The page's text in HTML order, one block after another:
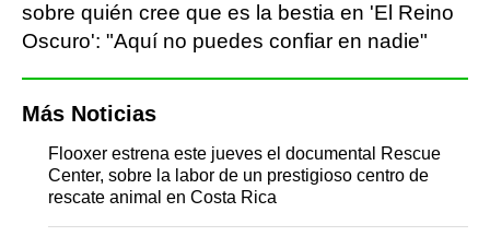
sobre quién cree que es la bestia en 'El Reino
Oscuro': "Aquí no puedes confiar en nadie"
Más Noticias
Flooxer estrena este jueves el documental Rescue
Center, sobre la labor de un prestigioso centro de
rescate animal en Costa Rica